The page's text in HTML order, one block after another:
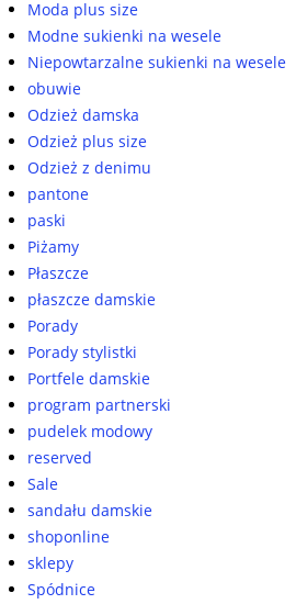
Moda plus size
Modne sukienki na wesele
Niepowtarzalne sukienki na wesele
obuwie
Odzież damska
Odzież plus size
Odzież z denimu
pantone
paski
Piżamy
Płaszcze
płaszcze damskie
Porady
Porady stylistki
Portfele damskie
program partnerski
pudelek modowy
reserved
Sale
sandału damskie
shoponline
sklepy
Spódnice